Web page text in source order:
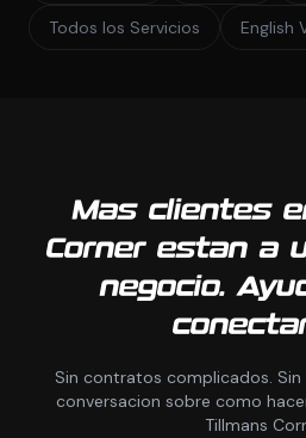
Todos los Servicios English
Mas clientes
Corner estan a
negocio.
Sin contratos complicados.
conversacion sobre como
Tillmans